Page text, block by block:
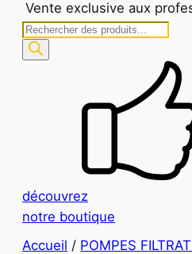
Vente exclusive aux
Recherche
de
découvrez
notre boutique
Accueil / POMPES